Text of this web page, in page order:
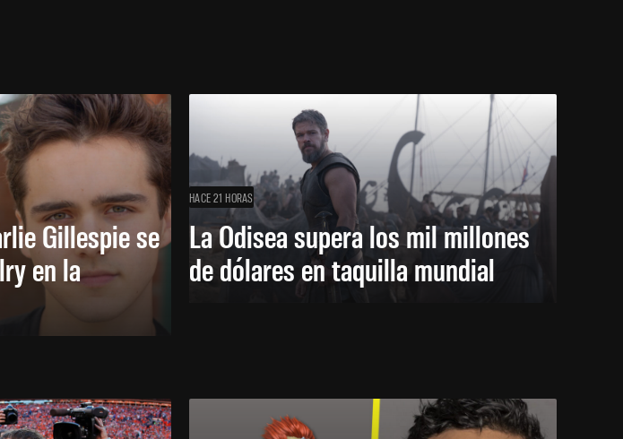
Gillespie se
en la
HACE 21 HORAS
La Odisea supera los mil millones
de dólares en taquilla mundial